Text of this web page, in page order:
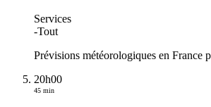
Services
-Tout
Prévisions météorologiques en France
20h00
45 min